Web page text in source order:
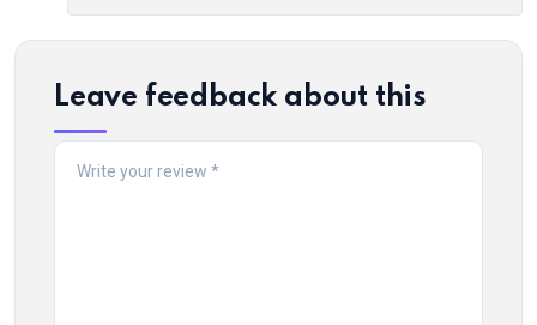
Leave feedback about this